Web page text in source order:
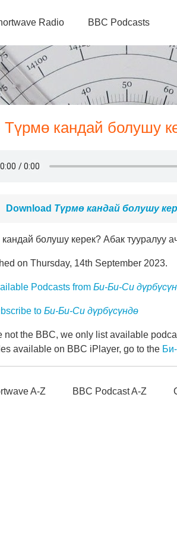
Radio BBC Podcasts
кандай болушу
Download Түрмө кандай болушу
болушу керек? Абак тууралуу
on Thursday, 14th September 2023.
Podcasts from Би-Би-Си
to Би-Би-Си дүрбүсүндө
not the BBC, we only list available
available on BBC iPlayer, go to the
A-Z BBC Podcast A-Z